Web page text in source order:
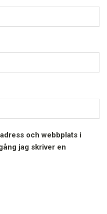
och webbplats i
jag skriver en